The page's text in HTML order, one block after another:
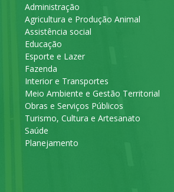
Administração
Agricultura e Produção Animal
Assistência social
Educação
Esporte e Lazer
Fazenda
Interior e Transportes
Meio Ambiente e Gestão Territorial
Obras e Serviços Públicos
Turismo, Cultura e Artesanato
Saúde
Planejamento